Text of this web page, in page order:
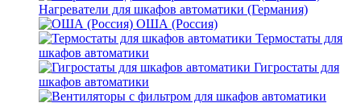
Нагреватели для шкафов автоматики (Германия)
ОША (Россия)
Термостаты для
шкафов автоматики
Гигростаты для
шкафов автоматики